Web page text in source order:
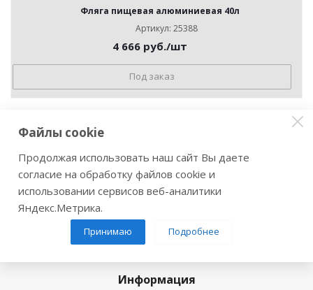
Фляга пищевая алюминиевая 40л
Артикул: 25388
4 666руб./шт
Под заказ
Компания
Политика
Новости
Информация
Файлы cookie
Продолжая использовать наш сайт Вы даете
согласие на обработку файлов cookie и
использовании сервисов веб-аналитики
Яндекс.Метрика.
Принимаю Подробнее